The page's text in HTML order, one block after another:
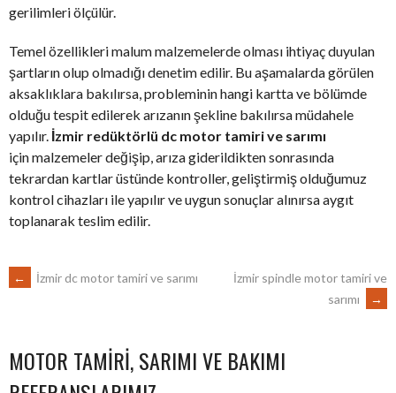
gerilimleri ölçülür.
Temel özellikleri malum malzemelerde olması ihtiyaç duyulan
şartların olup olmadığı denetim edilir. Bu aşamalarda görülen
aksaklıklara bakılırsa, probleminin hangi kartta ve bölümde
olduğu tespit edilerek arızanın şekline bakılırsa müdahele
yapılır. İzmir redüktörlü dc motor tamiri ve sarımı
için malzemeler değişip, arıza giderildikten sonrasında
tekrardan kartlar üstünde kontroller, geliştirmiş olduğumuz
kontrol cihazları ile yapılır ve uygun sonuçlar alınırsa aygıt
toplanarak teslim edilir.
POST
NAVIGATION
← İzmir dc motor tamiri ve sarımı
İzmir spindle motor tamiri ve
sarımı
→
MOTOR TAMIRI, SARIMI VE BAKIMI